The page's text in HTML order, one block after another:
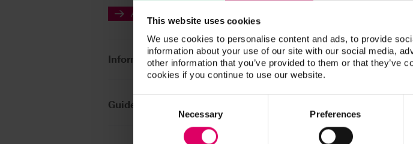
This website uses cookies
We use cookies to personalise content and ads, to provide
information about your use of our site with our social media,
other information that you’ve provided to them or that
cookies if you continue to use our website.
Necessary Preferences
Accéder aux modes d'emploi
Information produit
Guide de démarrage rapide